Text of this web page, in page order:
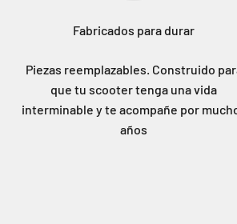
Fabricados para durar
Piezas reemplazables. Construido
que tu scooter tenga una vida
interminable y te acompañe por
años